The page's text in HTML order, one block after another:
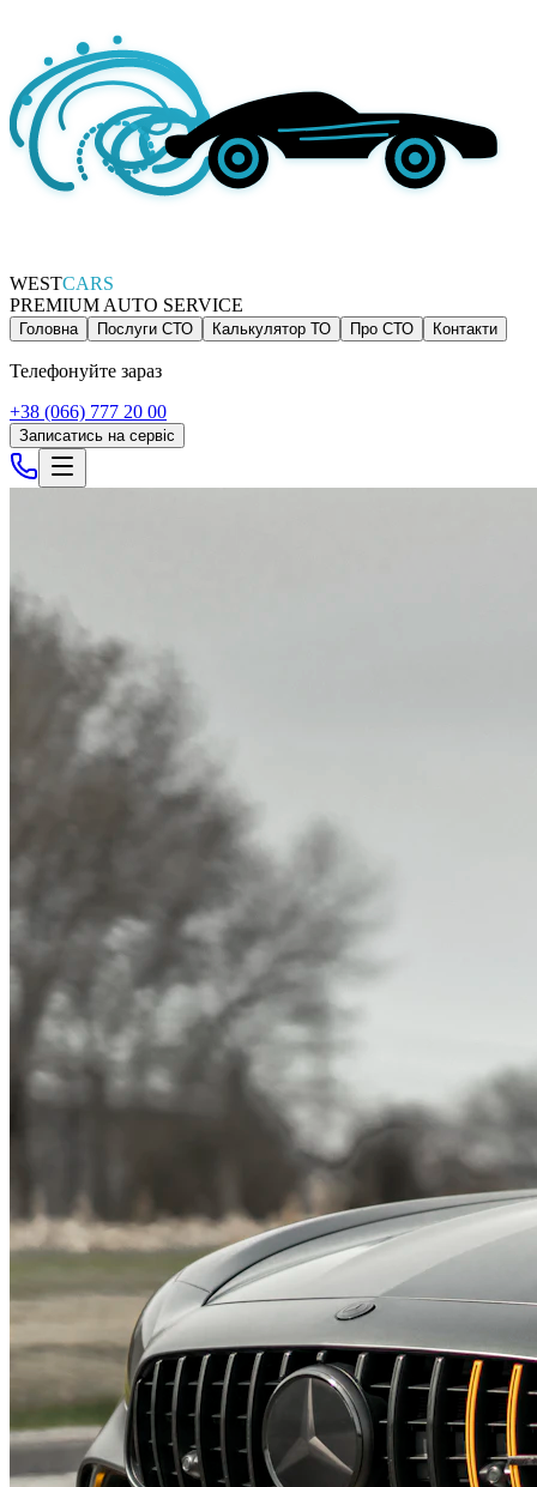
WESTCARS
PREMIUM AUTO SERVICE
Головна Послуги СТО Калькулятор ТО Про СТО Контакти
Телефонуйте зараз
+38 (066) 777 20 00
Записатись на сервіс